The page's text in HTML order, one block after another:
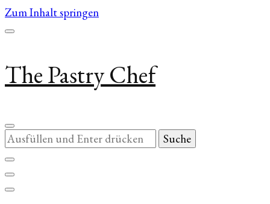
Zum Inhalt springen
The Pastry Chef
Suchst
du
nach
etwas?